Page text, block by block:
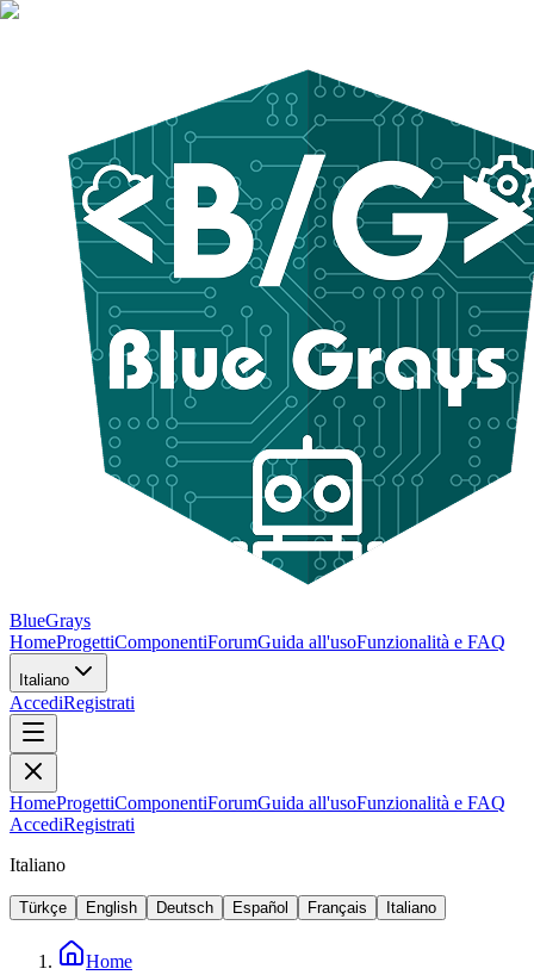
BlueGrays
HomeProgettiComponentiForumGuida all'usoFunzionalità e FAQ
Italiano
AccediRegistrati
HomeProgettiComponentiForumGuida all'usoFunzionalità e FAQ
AccediRegistrati
Italiano
Türkçe English Deutsch Español Français Italiano
Home